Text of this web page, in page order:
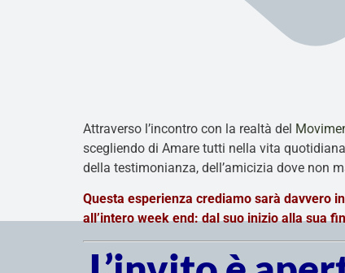
Attraverso l’incontro con la realtà del
scegliendo di Amare tutti nella vita
della testimonianza, dell’amicizia dove non
Questa esperienza crediamo sarà davvero
all’intero week end: dal suo inizio alla sua